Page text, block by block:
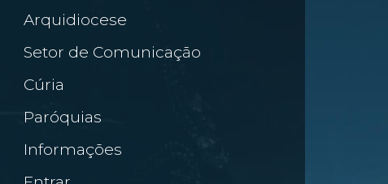
Arquidiocese
Setor de Comunicação
Cúria
Paróquias
Informações